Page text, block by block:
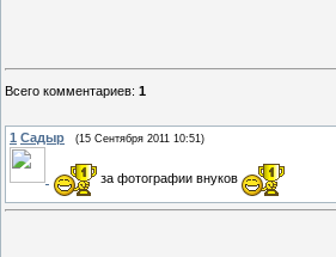
Всего комментариев: 1
1 Садыр (15 Сентября 2011 10:51)
за фотографии внуков